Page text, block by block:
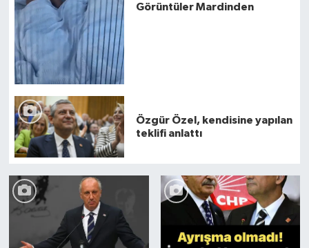
Görüntüler Mardinden
Özgür Özel, kendisine yapılan
teklifi anlattı